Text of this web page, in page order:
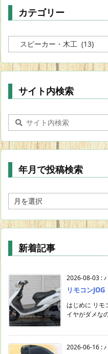
カテゴリー
テ
ゴ
リ
ー
サイト内検索
年月で投稿検索
月
で
投
稿
索
新着記事
2026-08-03 :
リモコン
はじめに リモ
イヤがダメな
2026-06-16 :